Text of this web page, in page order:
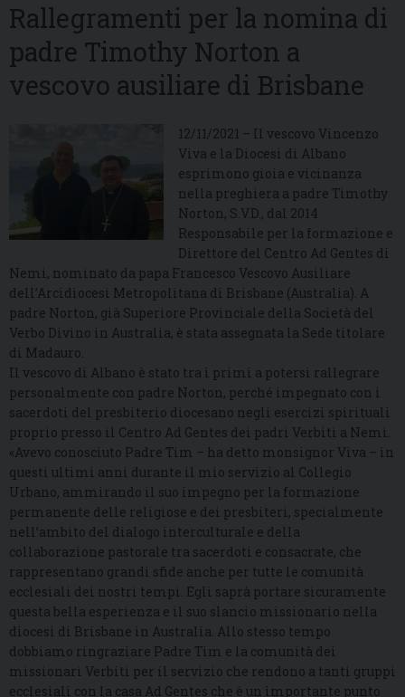
Rallegramenti per la nomina di
padre Timothy Norton a
vescovo ausiliare di Brisbane
12/11/2021 – Il vescovo Vincenzo
Viva e la Diocesi di Albano
esprimono gioia e vicinanza
nella preghiera a padre Timothy
Norton, S.V.D., dal 2014
Responsabile per la formazione e
Direttore del Centro Ad Gentes di
Nemi, nominato da papa Francesco Vescovo Ausiliare
dell’Arcidiocesi Metropolitana di Brisbane (Australia). A
padre Norton, già Superiore Provinciale della Società del
Verbo Divino in Australia, è stata assegnata la Sede titolare
di Madauro.
Il vescovo di Albano è stato tra i primi a potersi rallegrare
personalmente con padre Norton, perché impegnato con i
sacerdoti del presbiterio diocesano negli esercizi spirituali
proprio presso il Centro Ad Gentes dei padri Verbiti a Nemi.
«Avevo conosciuto Padre Tim – ha detto monsignor Viva – in
questi ultimi anni durante il mio servizio al Collegio
Urbano, ammirando il suo impegno per la formazione
permanente delle religiose e dei presbiteri, specialmente
nell’ambito del dialogo interculturale e della
collaborazione pastorale tra sacerdoti e consacrate, che
rappresentano grandi sfide anche per tutte le comunità
ecclesiali dei nostri tempi. Egli saprà portare sicuramente
questa bella esperienza e il suo slancio missionario nella
diocesi di Brisbane in Australia. Allo stesso tempo
dobbiamo ringraziare Padre Tim e la comunità dei
missionari Verbiti per il servizio che rendono a tanti gruppi
ecclesiali con la casa Ad Gentes che è un importante punto